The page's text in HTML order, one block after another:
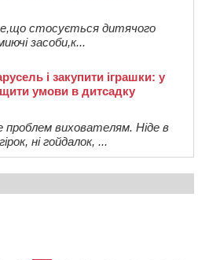
стосується дитячого
засоби,к...
і закупити іграшки: у
умови в дитсадку
вихователям. Ніде в
ні гойдалок, ...